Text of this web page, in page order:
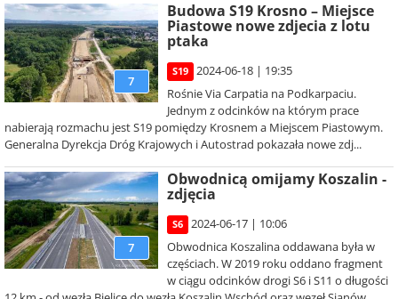
7
Budowa S19 Krosno – Miejsce
Piastowe nowe zdjecia z lotu
ptaka
S19
2024-06-18 | 19:35
Rośnie Via Carpatia na Podkarpaciu.
Jednym z odcinków na którym prace
nabierają rozmachu jest S19 pomiędzy Krosnem a Miejscem Piastowym.
Generalna Dyrekcja Dróg Krajowych i Autostrad pokazała nowe zdj...
7
Obwodnicą omijamy Koszalin -
zdjęcia
S6
2024-06-17 | 10:06
Obwodnica Koszalina oddawana była w
częściach. W 2019 roku oddano fragment
w ciągu odcinków drogi S6 i S11 o długości